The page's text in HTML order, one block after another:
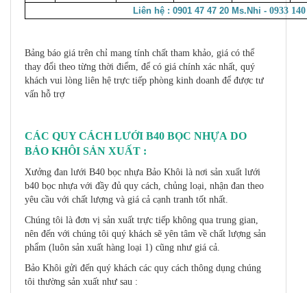
Liên hệ : 0901 47 47 20 Ms.Nhi - 0933
Bảng báo giá trên chỉ mang tính chất tham khảo, giá có thể
thay đổi theo từng thời điểm, để có giá chính xác nhất, quý
khách vui lòng liên hệ trực tiếp phòng kinh doanh để được tư
vấn hỗ trợ
CÁC QUY CÁCH LƯỚI B40 BỌC NHỰA DO
BẢO KHÔI SẢN XUẤT :
Xưởng đan lưới B40 bọc nhựa Bảo Khôi là nơi sản xuất lưới
b40 bọc nhựa với đầy đủ quy cách, chủng loại, nhận đan theo
yêu cầu với chất lượng và giá cả cạnh tranh tốt nhất.
Chúng tôi là đơn vị sản xuất trực tiếp không qua trung gian,
nên đến với chúng tôi quý khách sẽ yên tâm về chất lượng sản
phẩm (luôn sản xuất hàng loại 1) cũng như giá cả.
Bảo Khôi gửi đến quý khách các quy cách thông dụng chúng
tôi thường sản xuất như sau :